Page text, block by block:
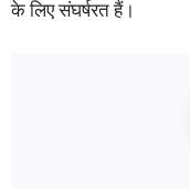
के लिए संघर्षरत हैं।